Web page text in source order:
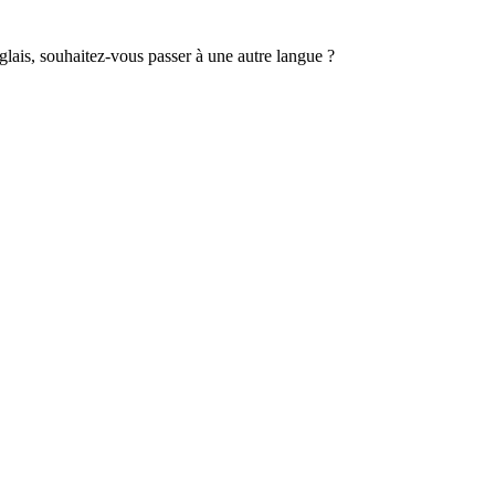
souhaitez-vous passer à une autre langue ?